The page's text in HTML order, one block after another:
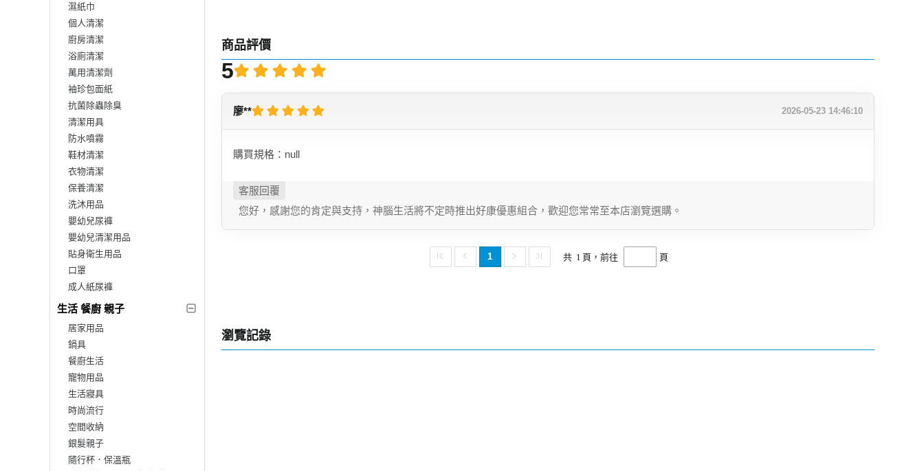
濕紙巾
個人清潔
廚房清潔
浴廁清潔
萬用清潔劑
袖珍包面紙
抗菌除蟲除臭
清潔用具
防水噴霧
鞋材清潔
衣物清潔
保養清潔
洗沐用品
嬰幼兒尿褲
嬰幼兒清潔用品
貼身衛生用品
口罩
成人紙尿褲
生活 餐廚 親子
居家用品
鍋具
餐廚生活
寵物用品
生活寢具
時尚流行
空間收納
銀髮親子
隨行杯．保溫瓶
商品評價
5
廖** 2026-05-23 14:46:10
購買規格：null
您好，感謝您的肯定與支持，神腦生活將不定時推出好康優惠組合，歡迎您常常至本店瀏覽選購。
1 共 1 頁，前往 頁
瀏覽記錄